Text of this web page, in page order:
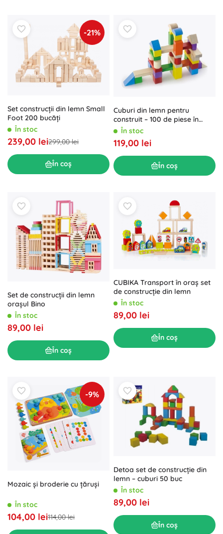
-21%
Set construcții din lemn Small
Foot 200 bucăți
În stoc
239,00 lei299,00 lei
În coș
Cuburi din lemn pentru
construit – 100 de piese în
găletușă
În stoc
119,00 lei
În coș
Set de construcții din lemn
orașul Bino
În stoc
89,00 lei
În coș
CUBIKA Transport în oraș set
de construcție din lemn
În stoc
89,00 lei
În coș
-9%
Mozaic și broderie cu țăruși
În stoc
104,00 lei114,00 lei
Detoa set de construcție din
lemn – cuburi 50 buc
În stoc
89,00 lei
În coș